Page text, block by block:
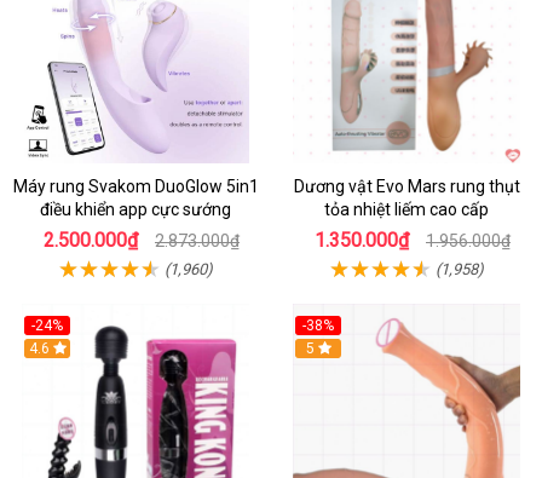
Máy rung Svakom DuoGlow 5in1
điều khiển app cực sướng
2.500.000₫ 2.873.000₫
(1,960)
Dương vật Evo Mars rung thụt
tỏa nhiệt liếm cao cấp
1.350.000₫ 1.956.000₫
(1,958)
-24%
4.6
-38%
Hot
5